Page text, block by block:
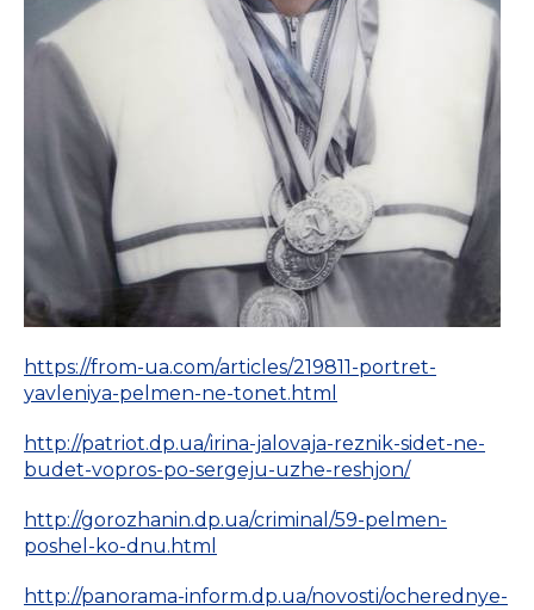
https://from-ua.com/articles/219811-portret-
yavleniya-pelmen-ne-tonet.html
http://patriot.dp.ua/irina-jalovaja-reznik-sidet-ne-
budet-vopros-po-sergeju-uzhe-reshjon/
http://gorozhanin.dp.ua/criminal/59-pelmen-
poshel-ko-dnu.html
http://panorama-inform.dp.ua/novosti/ocherednye-